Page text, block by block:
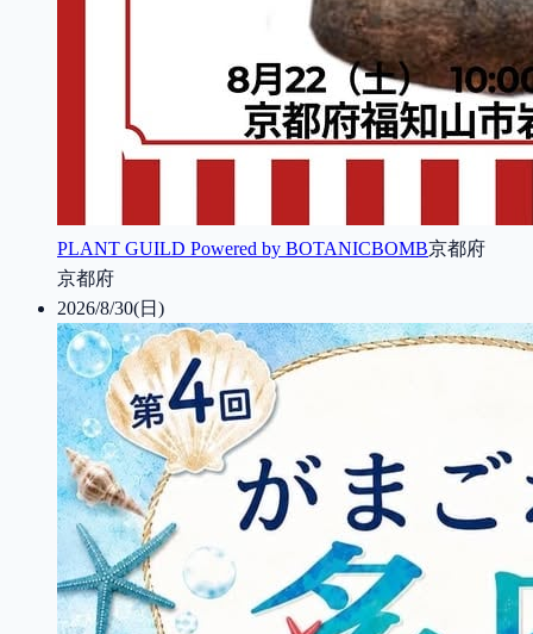
PLANT GUILD Powered by BOTANICBOMB京都府
京都府
2026/8/30(日)